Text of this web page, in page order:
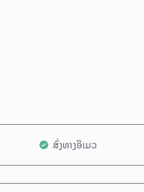
ສົ່ງທາງອີເມວ